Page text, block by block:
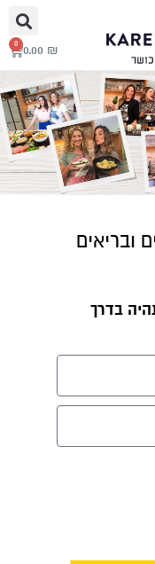
0.00 ₪
0
ובריאים
בדרך